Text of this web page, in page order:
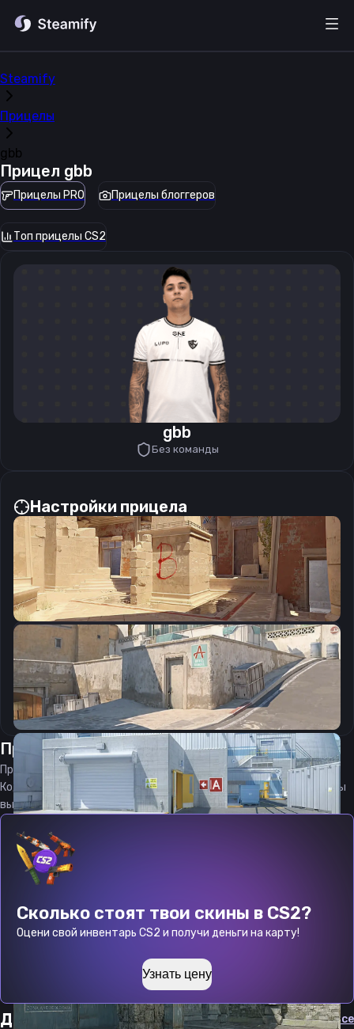
Steamify
Прицелы
gbb
Прицел gbb
Прицелы PRO Прицелы блоггеров
Топ прицелы CS2
gbb
Без команды
Настройки прицела
CSGO-Ska7B-Nvi2o-kpBzU-EOzWW-U9z6A
Скопировать
Прицелгббот06.08.2026
Прицел gbb является актуальным на
06.08.2026
Код прицела
CS 2 стараемся еженедельно обновлять, чтобы
вы могли играть с актуальными настройками игрока.
Сколько стоят твои скины в CS2?
Оцени свой инвентарь CS2 и получи деньги на карту!
Узнать цену
Другие прицелы Cмотреть все